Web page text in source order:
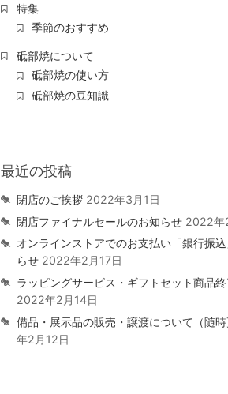
特集
季節のおすすめ
砥部焼について
砥部焼の使い方
砥部焼の豆知識
最近の投稿
閉店のご挨拶 2022年3月1日
閉店ファイナルセールのお知らせ 2022年
オンラインストアでのお支払い「銀行振
らせ 2022年2月17日
ラッピングサービス・ギフトセット商品
2022年2月14日
備品・展示品の販売・譲渡について（随時
年2月12日